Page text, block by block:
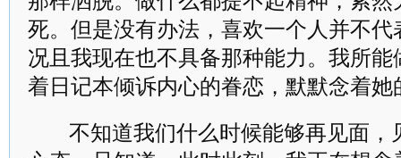
死。但是没有办法，喜欢一个人并不
况且我现在也不具备那种能力。我所
着日记本倾诉内心的眷恋，默默念着她
不知道我们什么时候能够再见面，